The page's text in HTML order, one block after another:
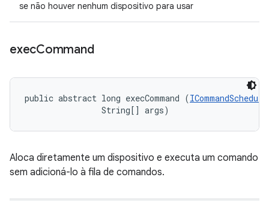
se não houver nenhum dispositivo para usar
execCommand
public abstract long execCommand (
                String[] args)
Aloca diretamente um dispositivo e executa um comando
sem adicioná-lo à fila de comandos.